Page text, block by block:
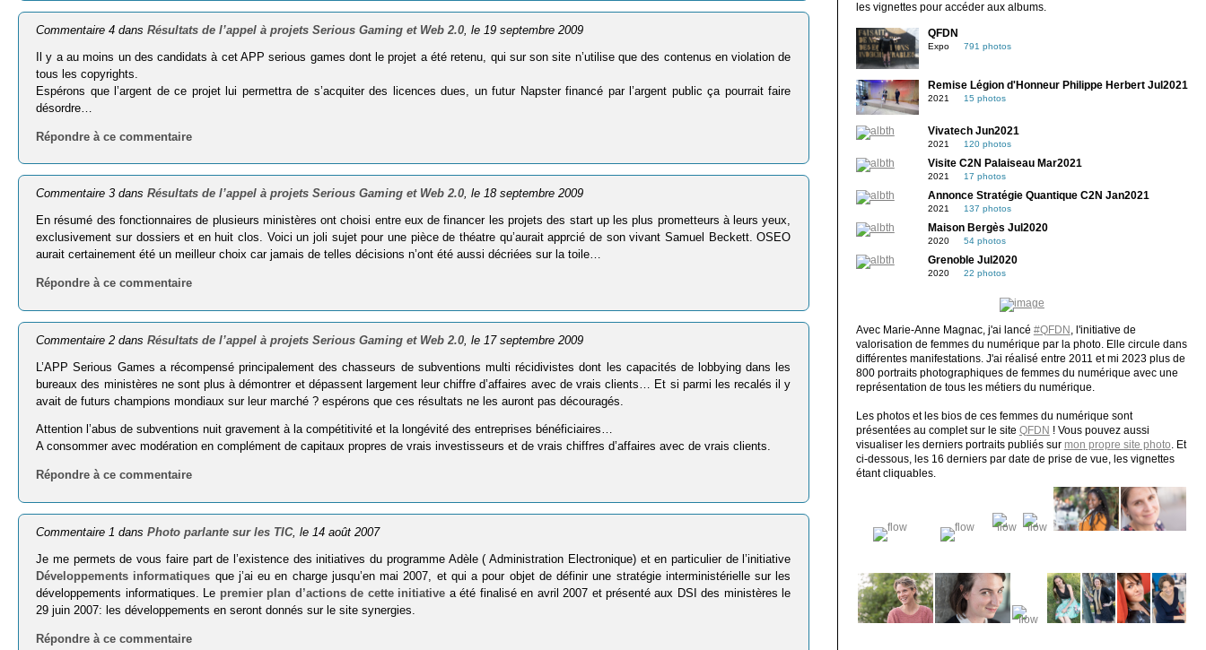
Commentaire 4 dansRésultats de l’appel à projets Serious Gaming et Web 2.0 , le 19 septembre 2009
Il y a au moins un des candidats à cet APP serious games dont le projet a été retenu, qui sur son site n’utilise que des contenus en violation de
tous les copyrights.
Espérons que l’argent de ce projet lui permettra de s’acquiter des licences dues, un futur Napster financé par l’argent public ça pourrait faire
désordre…
Répondre à ce commentaire
Commentaire 3 dansRésultats de l’appel à projets Serious Gaming et Web 2.0, le 18 septembre 2009
En résumé des fonctionnaires de plusieurs ministères ont choisi entre eux de financer les projets des start up les plus prometteurs à leurs yeux,
exclusivement sur dossiers et en huit clos. Voici un joli sujet pour une pièce de théatre qu’aurait apprcié de son vivant Samuel Beckett. OSEO
aurait certainement été un meilleur choix car jamais de telles décisions n’ont été aussi décriées sur la toile…
Répondre à ce commentaire
Commentaire 2 dansRésultats de l’appel à projets Serious Gaming et Web 2.0 , le 17 septembre 2009
L’APP Serious Games a récompensé principalement des chasseurs de subventions multi récidivistes dont les capacités de lobbying dans les
bureaux des ministères ne sont plus à démontrer et dépassent largement leur chiffre d’affaires avec de vrais clients… Et si parmi les recalés il y
avait de futurs champions mondiaux sur leur marché ? espérons que ces résultats ne les auront pas découragés.
Attention l’abus de subventions nuit gravement à la compétitivité et la longévité des entreprises bénéficiaires…
A consommer avec modération en complément de capitaux propres de vrais investisseurs et de vrais chiffres d’affaires avec de vrais clients.
Répondre à ce commentaire
Commentaire 1 dansPhoto parlante sur les TIC, le 14 août 2007
Je me permets de vous faire part de l’existence des initiatives du programme Adèle ( Administration Electronique) et en particulier de l’initiative
Développements informatiques que j’ai eu en charge jusqu’en mai 2007, et qui a pour objet de définir une stratégie interministérielle sur les
développements informatiques. Le premier plan d’actions de cette initiative a été finalisé en avril 2007 et présenté aux DSI des ministères le
29 juin 2007: les développements en seront donnés sur le site synergies.
Répondre à ce commentaire
les vignettes pour accéder aux albums.
QFDN
Expo 791 photos
Remise Légion d'Honneur Philippe Herbert Jul2021
2021 15 photos
Vivatech Jun2021
2021 120 photos
Visite C2N Palaiseau Mar2021
2021 17 photos
Annonce Stratégie Quantique C2N Jan2021
2021 137 photos
Maison Bergès Jul2020
2020 54 photos
Grenoble Jul2020
2020 22 photos
Avec Marie-Anne Magnac, j'ai lancé #QFDN , l'initiative de
valorisation de femmes du numérique par la photo. Elle circule dans
différentes manifestations. J'ai réalisé entre 2011 et mi 2023 plus de
800 portraits photographiques de femmes du numérique avec une
représentation de tous les métiers du numérique.
Les photos et les bios de ces femmes du numérique sont
présentées au complet sur le site QFDN ! Vous pouvez aussi
visualiser les derniers portraits publiés sur mon propre site photo. Et
ci-dessous, les 16 derniers par date de prise de vue, les vignettes
étant cliquables.